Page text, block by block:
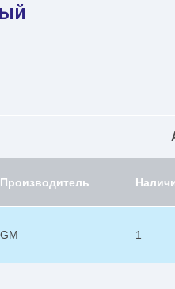
Производитель
GM 1